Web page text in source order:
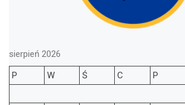
sierpień 2026
P
W Ś C P